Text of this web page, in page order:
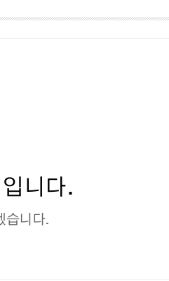
니다.
습니다.